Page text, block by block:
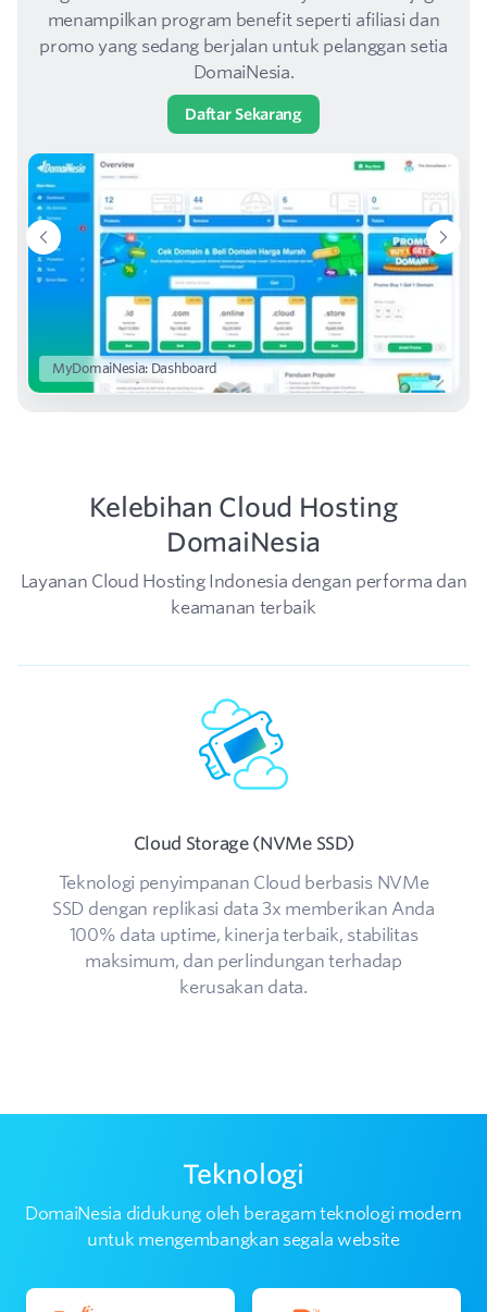
menampilkan program benefit seperti afiliasi dan
promo yang sedang berjalan untuk pelanggan setia
DomaiNesia.
Daftar Sekarang
MyDomaiNesia: Dashboard
Kelebihan Cloud Hosting
DomaiNesia
Layanan Cloud Hosting Indonesia dengan performa dan
keamanan terbaik
Cloud Storage (NVMe SSD)
Teknologi penyimpanan Cloud berbasis NVMe
SSD dengan replikasi data 3x memberikan Anda
100% data uptime, kinerja terbaik, stabilitas
maksimum, dan perlindungan terhadap
kerusakan data.
Teknologi
DomaiNesia didukung oleh beragam teknologi modern
untuk mengembangkan segala website